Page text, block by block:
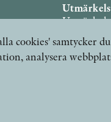
Övriga
cookies' samtycker
analysera